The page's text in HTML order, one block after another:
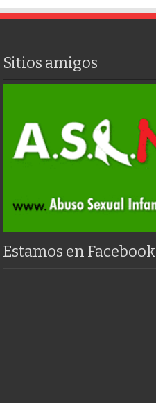
Sitios amigos
Estamos en Facebook